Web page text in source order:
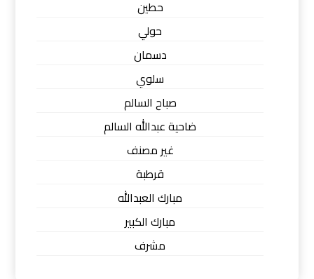
حطين
حولي
دسمان
سلوي
صباح السالم
ضاحية عبدالله السالم
غير مصنف
قرطبة
مبارك العبدالله
مبارك الكبير
مشرف